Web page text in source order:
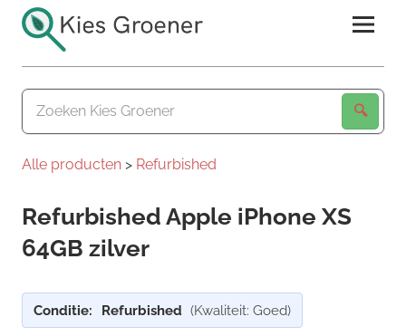
naar
inhoudKies
Groener
Alle producten > Refurbished
Refurbished Apple iPhone XS
64GB zilver
Conditie: Refurbished (Kwaliteit: Goed)